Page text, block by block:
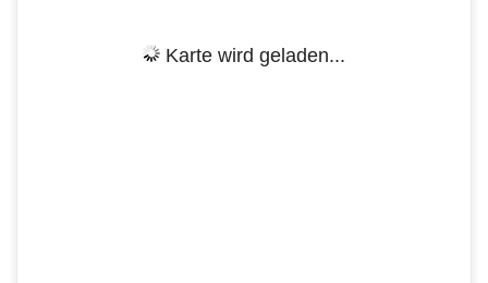
Karte wird geladen...